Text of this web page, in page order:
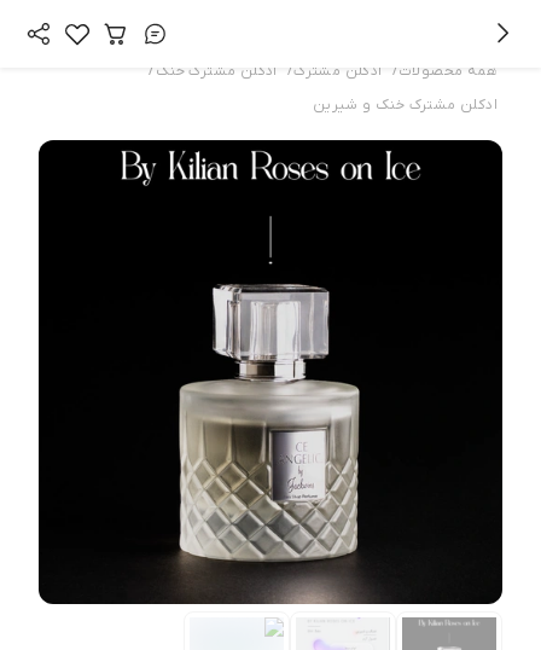
همه محصولات/ ادکلن مشترک/ ادکلن مشترک خنک /
ادکلن مشترک خنک و شیرین